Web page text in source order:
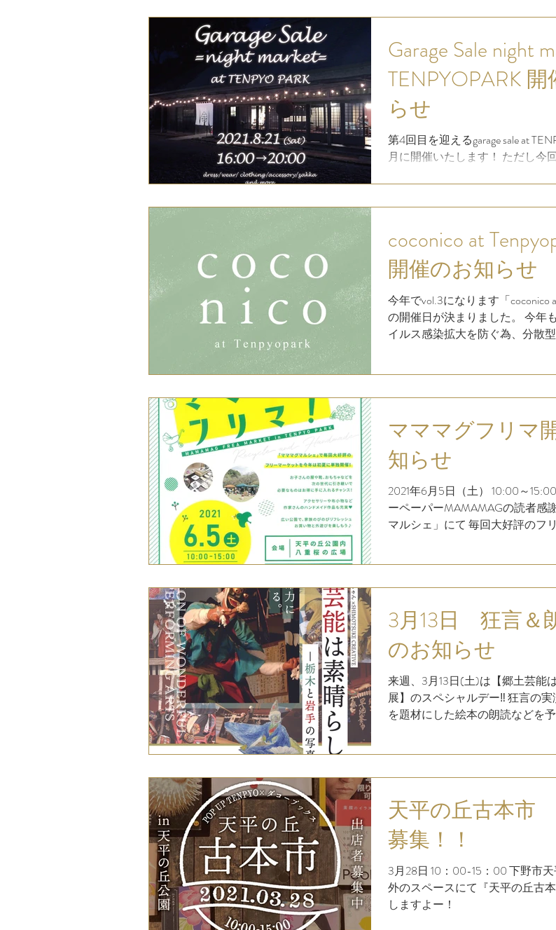
Garage Sale night
TENPYOPARK 開
らせ
第4回目を迎えるgarage sale at
月に開催いたします！ ただし今回
night market...
coconico at
開催のお知らせ
今年でvol.3になります「coconico at
の開催日が決まりました。 今年
イルス感染拡大を防ぐ為、分散型
マママグフリマ
知らせ
2021年6月5日（土） 10:00～
ーペーパーMAMAMAGの読者感
マルシェ」にて 毎回大好評のフ
3月13日 狂言＆
のお知らせ
来週、3月13日(土)は【郷土芸能
展】のスペシャルデー‼︎ 狂言の実
を題材にした絵本の朗読などを
天平の丘古本市
募集！！
3月28日 10：00-15：00 下野市天
外のスペースにて『天平の丘古本
しますよー！